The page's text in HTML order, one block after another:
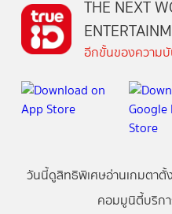
THE NEXT
อีกขั้นของความบั
วันนี้ดูสิทธิพิเศษอ่านเกมตาตั้ง
คอมมูนิตี้บริก